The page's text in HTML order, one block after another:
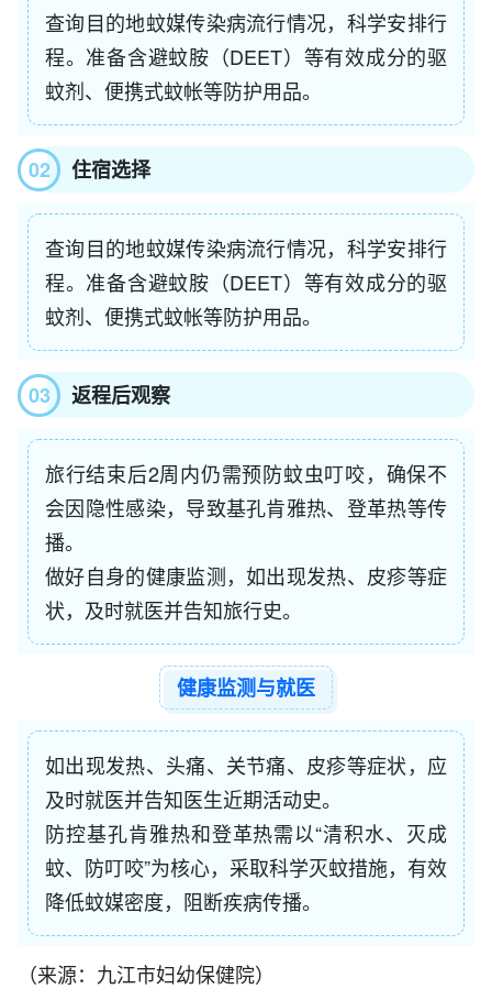
查询目的地蚊媒传染病流行情况，科学安排行
程。准备含避蚊胺（DEET）等有效成分的驱
蚊剂、便携式蚊帐等防护用品。
02 住宿选择
查询目的地蚊媒传染病流行情况，科学安排行
程。准备含避蚊胺 （DEET） 等有效成分的驱
蚊剂、便携式蚊帐等防护用品。
03 返程后观察
旅行结束后2周内仍需预防蚊虫叮咬，确保不
会因隐性感染，导致基孔肯雅热、登革热等传
播。
做好自身的健康监测，如出现发热、皮疹等症
状，及时就医并告知旅行史。
健康监测与就医
如出现发热、头痛、关节痛、皮疹等症状，应
及时就医并告知医生近期活动史。
防控基孔肯雅热和登革热需以“清积水、灭成
蚊、防叮咬”为核心，采取科学灭蚊措施，有效
降低蚊媒密度，阻断疾病传播。
（来源：九江市妇幼保健院）